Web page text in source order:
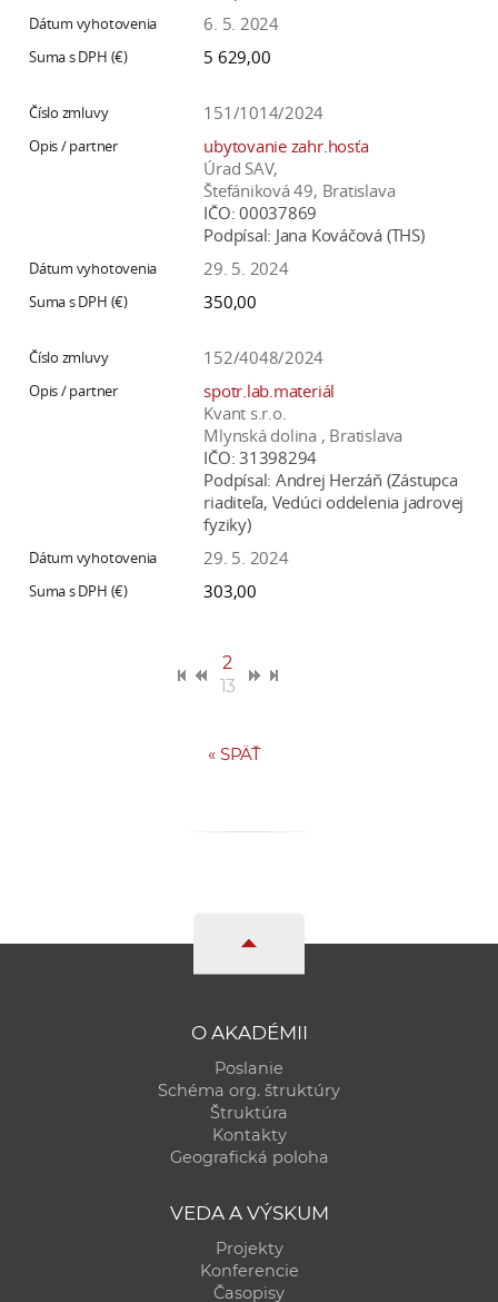
6. 5. 2024
5 629,00
151/1014/2024
ubytovanie zahr.hosťa
Úrad SAV,
Štefániková 49, Bratislava
IČO: 00037869
Podpísal: Jana Kováčová (THS)
29. 5. 2024
350,00
152/4048/2024
spotr.lab.materiál
Kvant s.r.o.
Mlynská dolina , Bratislava
IČO: 31398294
Podpísal: Andrej Herzáň (Zástupca
riaditeľa, Vedúci oddelenia jadrovej
fyziky)
29. 5. 2024
303,00
2
13
«SPÄŤ
O AKADÉMII
Poslanie
Schéma org. štruktúry
Štruktúra
Kontakty
Geografická poloha
VEDA A VÝSKUM
Projekty
Konferencie
Časopisy